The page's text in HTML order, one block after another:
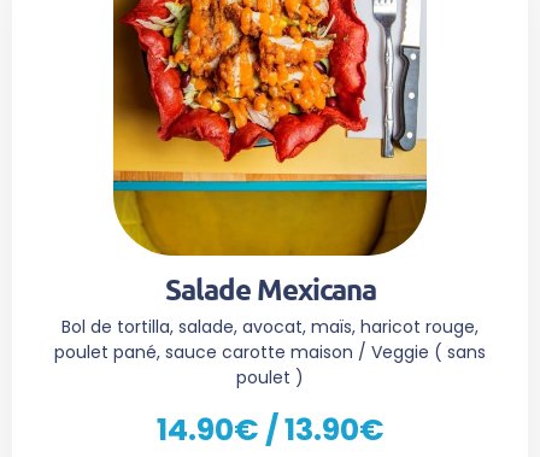
Salade Mexicana
Bol de tortilla, salade, avocat, maïs, haricot rouge,
poulet pané, sauce carotte maison / Veggie ( sans
poulet )
14.90€ / 13.90€